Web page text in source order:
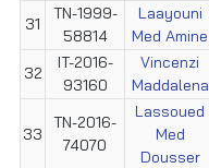
31
TN-1999-
58814
Laayouni
Med Amine
32
IT-2016-
93160
Vincenzi
Maddalena
33
TN-2016-
74070
Lassoued
Med
Dousser